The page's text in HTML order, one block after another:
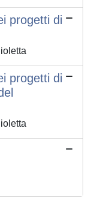
progetti di
progetti di